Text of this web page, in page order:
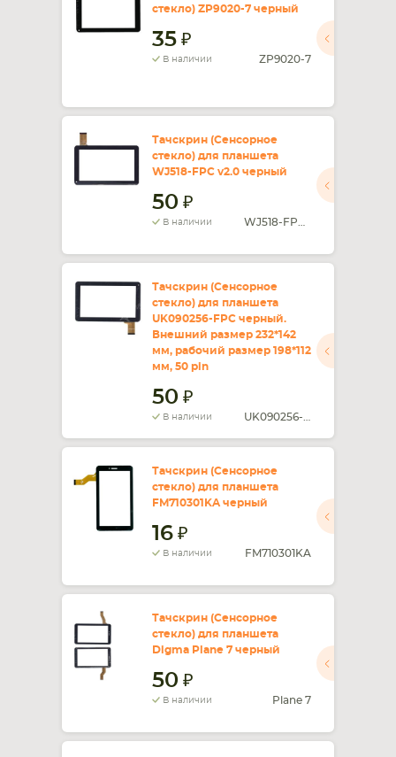
СМАРТФОНА КОМПЛЕКТУЮЩИЕ
стекло) ZP9020-7 черный
35
В наличии ZP9020-7
Тачскрин (Сенсорное
стекло) для планшета
WJ518-FPC v2.0 черный
50
В наличии
Тачскрин (Сенсорное
стекло) для планшета
UK090256-FPC черный.
Внешний размер 232*142
мм, рабочий размер 198*112
мм, 50 pin
50
В наличии
Тачскрин (Сенсорное
стекло) для планшета
FM710301KA черный
16
В наличии FM710301KA
Тачскрин (Сенсорное
стекло) для планшета
Digma Plane 7 черный
50
В наличии Plane 7